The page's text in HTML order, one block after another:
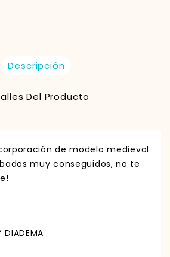
Descripción
Del Producto
de modelo medieval
muy conseguidos, no te
DIADEMA